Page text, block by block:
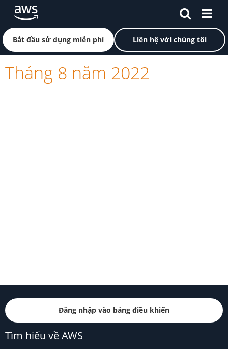
Chuyển đến nội dung chính
Nhấp vào đây để quay lại trang chủ Amazon Web
Bắt đầu sử dụng miễn phí Liên hệ với chúng tôi
Tháng 8 năm 2022
Đăng nhập vào bảng điều khiển
Tìm hiểu về AWS